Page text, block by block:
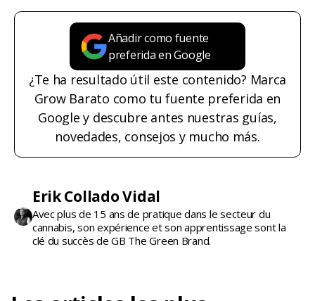
Añadir como fuente
preferida en Google
¿Te ha resultado útil este contenido? Marca
Grow Barato como tu fuente preferida en
Google y descubre antes nuestras guías,
novedades, consejos y mucho más.
Erik Collado Vidal
Avec plus de 15 ans de pratique dans le secteur du
cannabis, son expérience et son apprentissage sont la
clé du succès de GB The Green Brand.